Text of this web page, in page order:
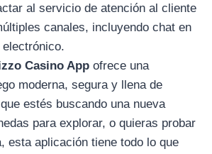
al servicio de atención al cliente
canales, incluyendo chat en
Casino App ofrece una
moderna, segura y llena de
estés buscando una nueva
para explorar, o quieras probar
esta aplicación tiene todo lo que